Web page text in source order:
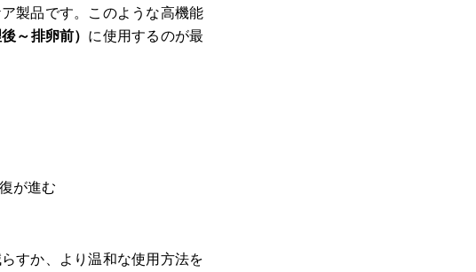
製品です。このような高機能
～排卵前） に使用するのが最
が進む
すか、より温和な使用方法を